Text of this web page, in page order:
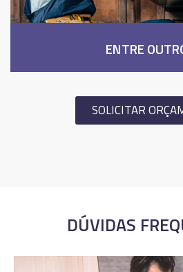
ENTRE
SOLICITAR
DÚVIDAS